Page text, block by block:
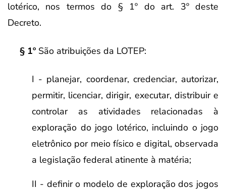
lotérico, nos termos do § 1º do art. 3º deste
Decreto.
§ 1º São atribuições da LOTEP:
I - planejar, coordenar, credenciar, autorizar,
permitir, licenciar, dirigir, executar, distribuir e
controlar as atividades relacionadas à
exploração do jogo lotérico, incluindo o jogo
eletrônico por meio físico e digital, observada
a legislação federal atinente à matéria;
II - definir o modelo de exploração dos jogos